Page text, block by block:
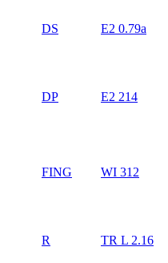
DS E2 0.79a
DP E2 214
FING WI 312
R TR L 2.16